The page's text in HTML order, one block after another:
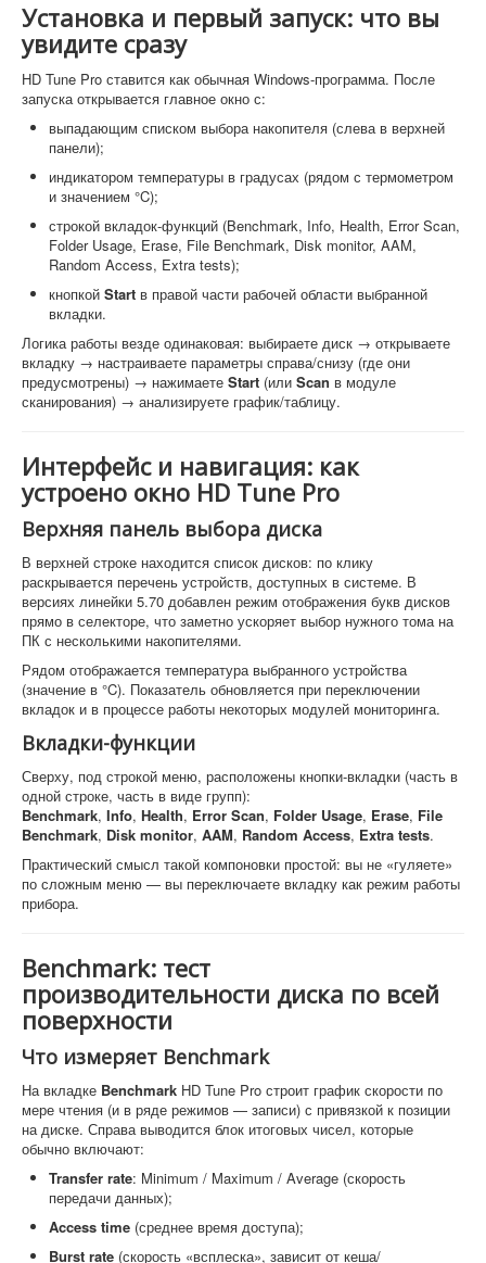
Установка и первый запуск: что вы
увидите сразу
HD Tune Pro ставится как обычная Windows-программа. После
запуска открывается главное окно с:
выпадающим списком выбора накопителя (слева в верхней
панели);
индикатором температуры в градусах (рядом с термометром
и значением °C);
строкой вкладок-функций (Benchmark, Info, Health, Error Scan,
Folder Usage, Erase, File Benchmark, Disk monitor, AAM,
Random Access, Extra tests);
кнопкой Start в правой части рабочей области выбранной
вкладки.
Логика работы везде одинаковая: выбираете диск → открываете
вкладку → настраиваете параметры справа/снизу (где они
предусмотрены) → нажимаете Start (или Scan в модуле
сканирования) → анализируете график/таблицу.
Интерфейс и навигация: как
устроено окно HD Tune Pro
Верхняя панель выбора диска
В верхней строке находится список дисков: по клику
раскрывается перечень устройств, доступных в системе. В
версиях линейки 5.70 добавлен режим отображения букв дисков
прямо в селекторе, что заметно ускоряет выбор нужного тома на
ПК с несколькими накопителями.
Рядом отображается температура выбранного устройства
(значение в °C). Показатель обновляется при переключении
вкладок и в процессе работы некоторых модулей мониторинга.
Вкладки-функции
Сверху, под строкой меню, расположены кнопки-вкладки (часть в
одной строке, часть в виде групп):
Benchmark, Info, Health, Error Scan, Folder Usage, Erase, File
Benchmark, Disk monitor, AAM, Random Access, Extra tests.
Практический смысл такой компоновки простой: вы не «гуляете»
по сложным меню — вы переключаете вкладку как режим работы
прибора.
Benchmark: тест
производительности диска по всей
поверхности
Что измеряет Benchmark
На вкладке Benchmark HD Tune Pro строит график скорости по
мере чтения (и в ряде режимов — записи) с привязкой к позиции
на диске. Справа выводится блок итоговых чисел, которые
обычно включают:
Transfer rate: Minimum / Maximum / Average (скорость
передачи данных);
Access time (среднее время доступа);
Burst rate (скорость «всплеска», зависит от кеша/